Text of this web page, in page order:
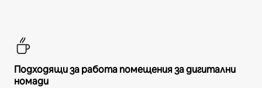
Подходящи за работа помещения за дигитални
номади